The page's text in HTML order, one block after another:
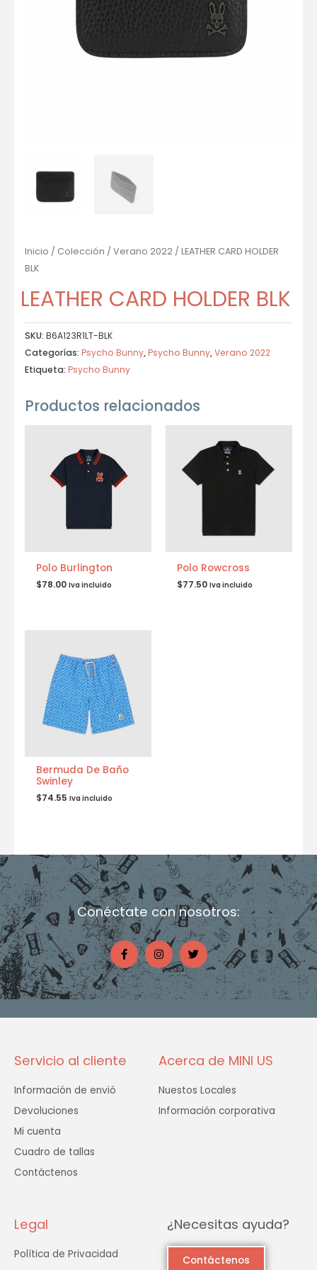
Inicio / Colección / Verano 2022 / LEATHER CARD HOLDER
BLK
LEATHER CARD HOLDER BLK
SKU: B6A123R1LT-BLK
Categorías: Psycho Bunny,Psycho Bunny,Verano 2022
Etiqueta: Psycho Bunny
Productos relacionados
Polo Burlington
$78.00 Iva incluido
Polo Rowcross
$77.50 Iva incluido
Bermuda De Baño
Swinley
$74.55 Iva incluido
Conéctate con nosotros:
F
a
c
e
b
o
o
-
I
n
s
t
a
g
r
m
T
w
i
t
t
e
Servicio al cliente
Información de envió
Devoluciones
Mi cuenta
Cuadro de tallas
Contáctenos
Acerca de MINI US
Nuestos Locales
Información corporativa
Legal
Política de Privacidad
¿Necesitas ayuda?
Contáctenos